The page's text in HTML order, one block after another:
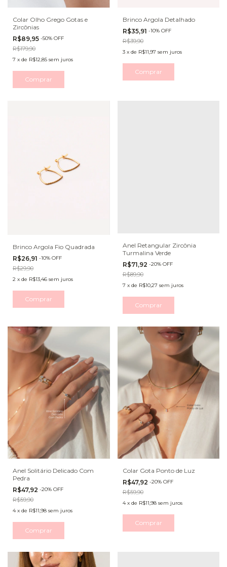
Colar Olho Grego Gotas e
Zircônias
R$89,95 -50% OFF
R$179,90
7 x de R$12,85 sem juros
Comprar
Brinco Argola Detalhado
R$35,91 -10% OFF
R$39,90
3 x de R$11,97 sem juros
Comprar
Brinco Argola Fio Quadrada
R$26,91 -10% OFF
R$29,90
2 x de R$13,46 sem juros
Comprar
Anel Retangular Zircônia
Turmalina Verde
R$71,92 -20% OFF
R$89,90
7 x de R$10,27 sem juros
Comprar
Anel Solitário Delicado Com
Pedra
R$47,92 -20% OFF
R$59,90
4 x de R$11,98 sem juros
Comprar
Colar Gota Ponto de Luz
R$47,92 -20% OFF
R$59,90
4 x de R$11,98 sem juros
Comprar